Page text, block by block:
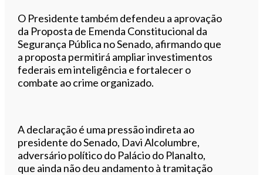
O Presidente também defendeu a aprovação
da Proposta de Emenda Constitucional da
Segurança Pública no Senado, afirmando que
a proposta permitirá ampliar investimentos
federais em inteligência e fortalecer o
combate ao crime organizado.
A declaração é uma pressão indireta ao
presidente do Senado, Davi Alcolumbre,
adversário político do Palácio do Planalto,
que ainda não deu andamento à tramitação